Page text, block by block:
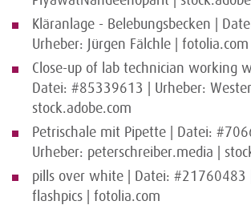
Kläranlage - Belebungsbecken |
Urheber: Jürgen Fälchle | fotolia.com
Close-up of lab technician working
Datei: #85339613 | Urheber:
stock.adobe.com
Petrischale mit Pipette | Datei:
Urheber: peterschreiber.media |
pills over white | Datei: #21760483
flashpics | fotolia.com